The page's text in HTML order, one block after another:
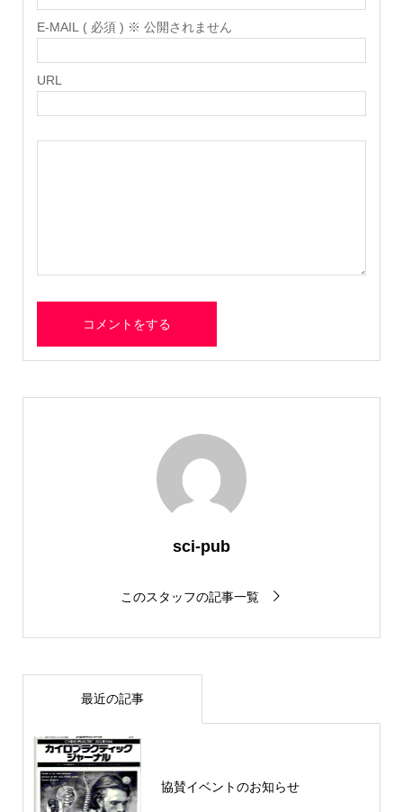
E-MAIL ( 必須 ) ※ 公開されません
URL
sci-pub
このスタッフの記事一覧
最近の記事
協賛イベントのお知らせ